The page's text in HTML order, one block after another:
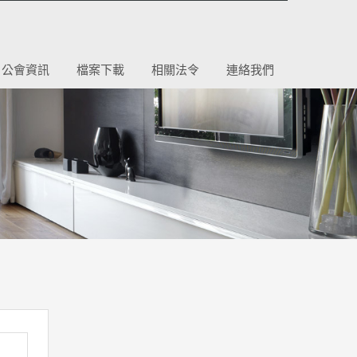
公會資訊 檔案下載 相關法令 連絡我們